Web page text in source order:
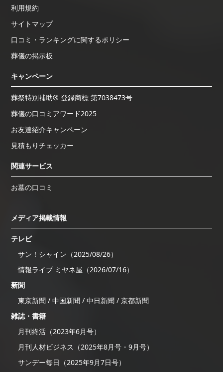
利用規約
サイトマップ
口コミ・ランキングに関するポリシー
葬儀の掲示板
キャンペーン
葬祭特別補助® 登録商標 第7038473号
葬儀の口コミアワード2025
お友達紹介キャンペーン
見積もりチェッカー
関連サービス
お墓の口コミ
メディア掲載情報
テレビ
サン！シャイン（2025/08/26）
情報ライブ ミヤネ屋（2026/07/16）
新聞
東京新聞 / 中国新聞 / 中日新聞 / 京都新聞
雑誌・書籍
月刊終活（2023年6月号）
月刊人材ビジネス（2025年8月号・9月号）
サンデー毎日（2025年9月7日号）